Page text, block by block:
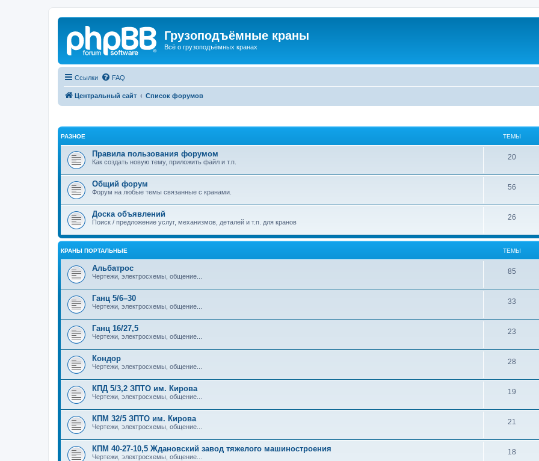
Грузоподъёмные краны
Всё о грузоподъёмных кранах
Ссылки FAQ
Центральный сайт Список форумов
РАЗНОЕ ТЕМЫ
Правила пользования форумом
Как создать новую тему, приложить файл и т.п.
20
Общий форум
Форум на любые темы связанные с кранами.
56
Доска объявлений
Поиск / предложение услуг, механизмов, деталей и т.п. для кранов
26
КРАНЫ ПОРТАЛЬНЫЕ ТЕМЫ
Альбатрос
Чертежи, электросхемы, общение...
85
Ганц 5/6–30
Чертежи, электросхемы, общение...
33
Ганц 16/27,5
Чертежи, электросхемы, общение...
23
Кондор
Чертежи, электросхемы, общение...
28
КПД 5/3,2 ЗПТО им. Кирова
Чертежи, электросхемы, общение...
19
КПМ 32/5 ЗПТО им. Кирова
Чертежи, электросхемы, общение...
21
КПМ 40-27-10,5 Ждановский завод тяжелого машиностроения
Чертежи, электросхемы, общение...
18